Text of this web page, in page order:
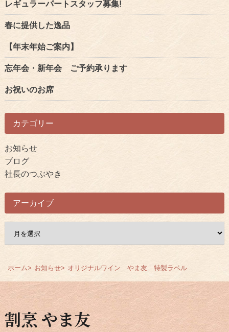
ホーム お知らせ オリジナルワイン やま友 特製ラベル
ン
ク
レギュラーパートスタッフ募集!
春に提供した逸品
【年末年始ご案内】
忘年会・新年会 ご予約承ります
お祝いのお席
カテゴリー
お知らせ
ブログ
社長のつぶやき
アーカイブ
イ
割烹 やま友